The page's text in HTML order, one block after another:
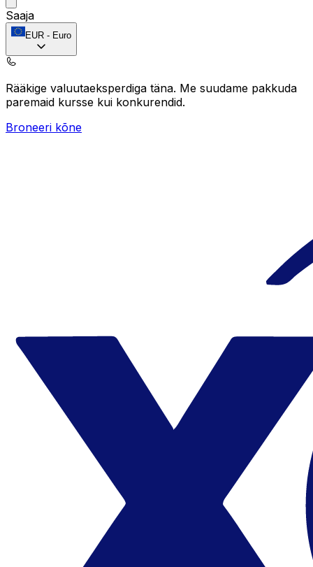
Saaja
EUR - Euro
Rääkige valuutaeksperdiga täna. Me suudame pakkuda
paremaid kursse kui konkurendid.
Broneeri kõne